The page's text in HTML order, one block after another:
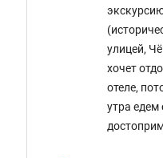
улицей,
хочет
отеле,
утра едем